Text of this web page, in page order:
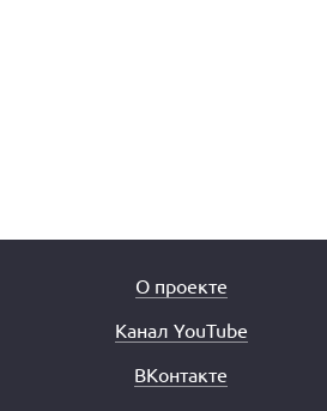
О проекте
Канал YouTube
ВКонтакте